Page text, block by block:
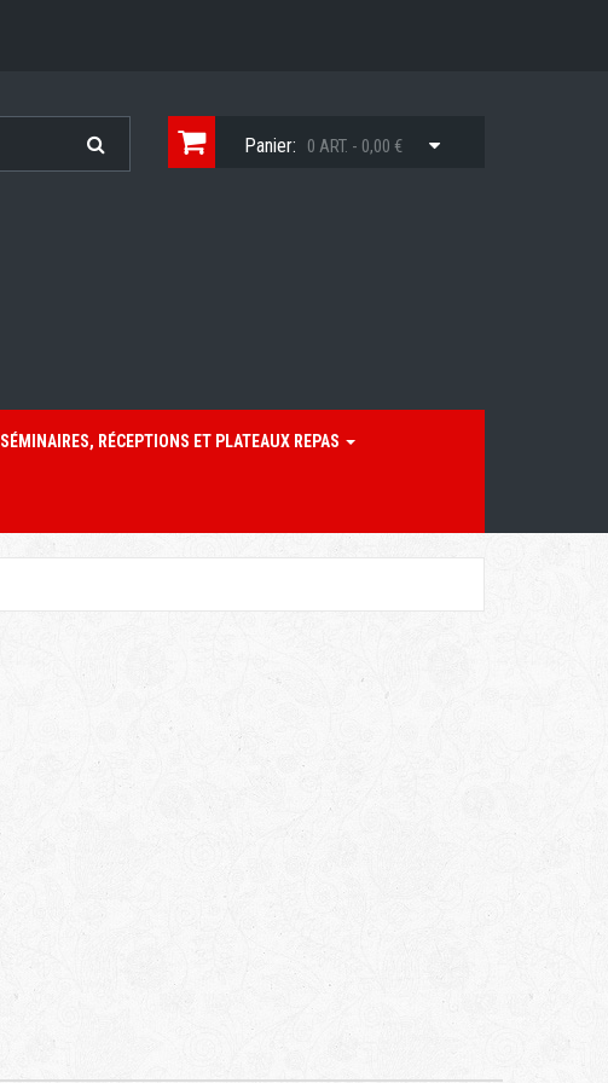
Panier: 0 ART. - 0,00 €
SÉMINAIRES, RÉCEPTIONS ET PLATEAUX REPAS